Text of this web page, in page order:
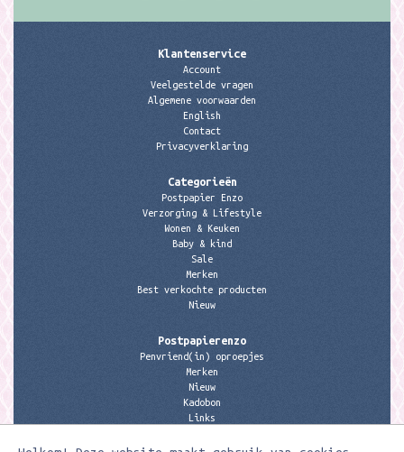
Klantenservice
Account
Veelgestelde vragen
Algemene voorwaarden
English
Contact
Privacyverklaring
Categorieën
Postpapier Enzo
Verzorging & Lifestyle
Wonen & Keuken
Baby & kind
Sale
Merken
Best verkochte producten
Nieuw
Postpapierenzo
Penvriend(in) oproepjes
Merken
Nieuw
Kadobon
Links